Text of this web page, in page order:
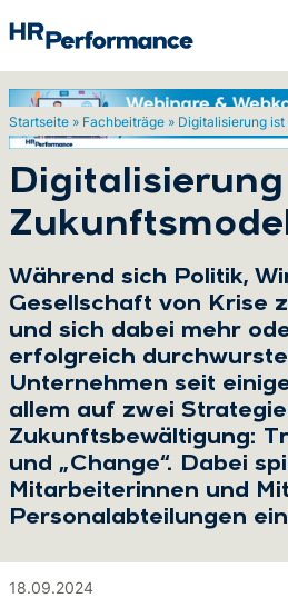
Startseite » Fachbeiträge » Digitalisierung
Während sich Politik,
Gesellschaft von Krise
und sich dabei mehr
erfolgreich
Unternehmen seit
allem auf zwei
Zukunftsbewältigung:
und „Change“. Dabei
Mitarbeiterinnen und
Personalabteilungen
18.09.2024